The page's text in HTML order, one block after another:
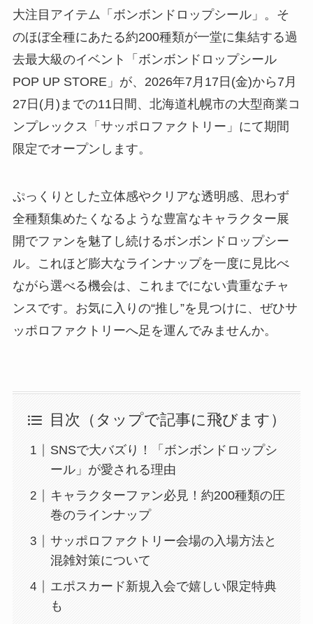
大注目アイテム「ボンボンドロップシール」。そ
のほぼ全種にあたる約200種類が一堂に集結する過
去最大級のイベント「ボンボンドロップシール
POP UP STORE」が、2026年7月17日(金)から7月
27日(月)までの11日間、北海道札幌市の大型商業コ
ンプレックス「サッポロファクトリー」にて期間
限定でオープンします。
ぷっくりとした立体感やクリアな透明感、思わず
全種類集めたくなるような豊富なキャラクター展
開でファンを魅了し続けるボンボンドロップシー
ル。これほど膨大なラインナップを一度に見比べ
ながら選べる機会は、これまでにない貴重なチャ
ンスです。お気に入りの“推し”を見つけに、ぜひサ
ッポロファクトリーへ足を運んでみませんか。
目次（タップで記事に飛びます）
SNSで大バズり！「ボンボンドロップシ
ール」が愛される理由
キャラクターファン必見！約200種類の圧
巻のラインナップ
サッポロファクトリー会場の入場方法と
混雑対策について
エポスカード新規入会で嬉しい限定特典
も